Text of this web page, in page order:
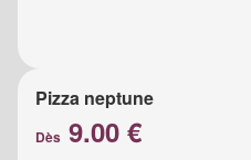
Pizza neptune
Dès 9.00 €